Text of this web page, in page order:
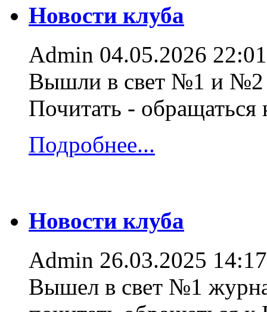
Новости клуба
Admin 04.05.2026 22:01
Вышли в свет №1 и №2
Почитать -
Подробнее...
Новости клуба
Admin 26.03.2025 14:17
Вышел в свет №1